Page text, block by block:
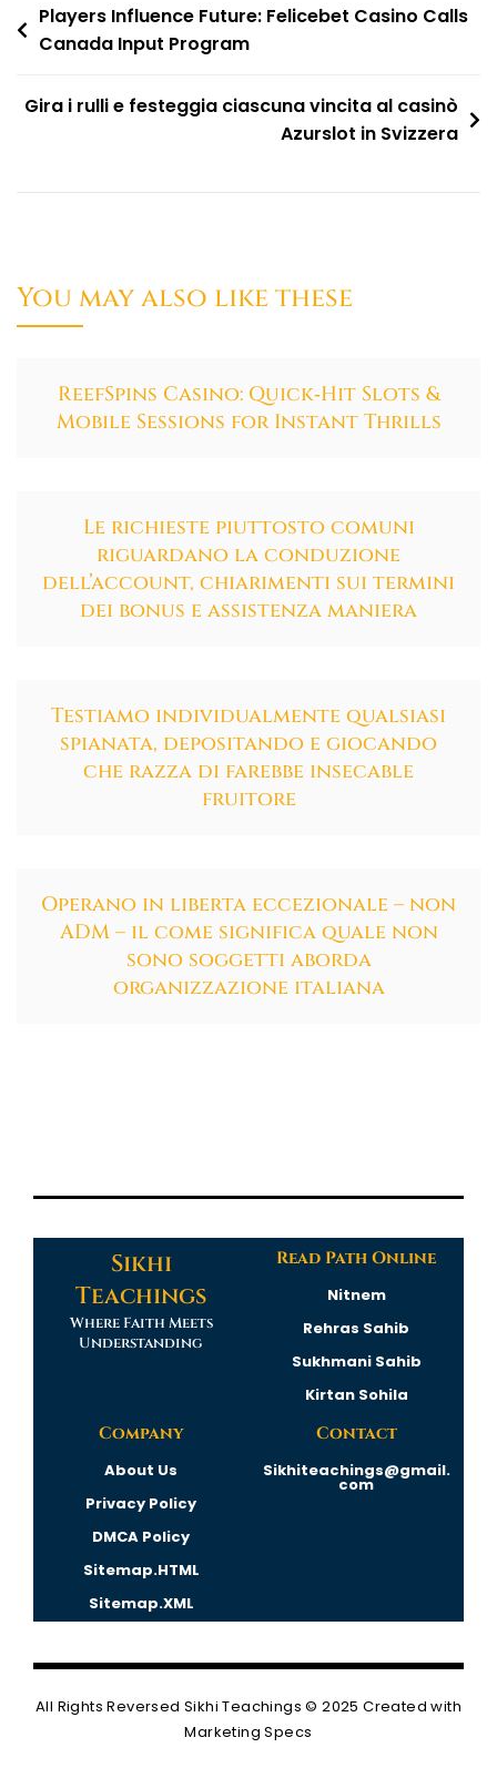
Players Influence Future: Felicebet Casino Calls
Canada Input Program
Gira i rulli e festeggia ciascuna vincita al casinò
Azurslot in Svizzera
You may also like these
ReefSpins Casino: Quick‑Hit Slots &
Mobile Sessions for Instant Thrills
Le richieste piuttosto comuni
riguardano la conduzione
dell’account, chiarimenti sui termini
dei bonus e assistenza maniera
Testiamo individualmente qualsiasi
spianata, depositando e giocando
che razza di farebbe insecable
fruitore
Operano in liberta eccezionale – non
ADM – il come significa quale non
sono soggetti aborda
organizzazione italiana
Sikhi
Teachings
Where Faith Meets
Understanding
Read Path Online
Nitnem
Rehras Sahib
Sukhmani Sahib
Kirtan Sohila
Company
About Us
Privacy Policy
DMCA Policy
Sitemap.HTML
Sitemap.XML
Contact
Sikhiteachings@gmail.
com
All Rights Reversed Sikhi Teachings © 2025 Created with
Marketing Specs